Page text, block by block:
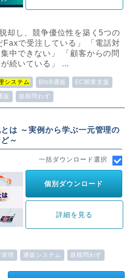
却し、競争優位性を築く5つの
Faxで受注している」 「電話対
中できない」 「顧客からの問
続いている」 ...
システム BtoB通販 EC開業支援
販 規模問わず
は ～実例から学ぶ一元管理の
～
一括ダウンロード選択
個別ダウンロード
詳細を見る
理 通販システム 規模問わず